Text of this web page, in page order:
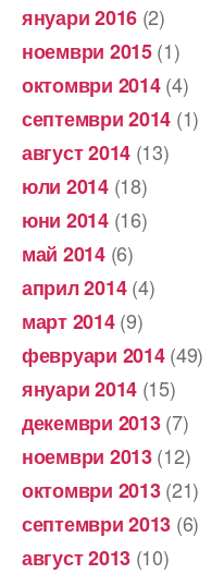
януари 2016 (2)
ноември 2015(1)
октомври 2014(4)
септември 2014 (1)
август 2014 (13)
юли 2014(18)
юни 2014(16)
май 2014(6)
април 2014(4)
март 2014(9)
февруари 2014(49)
януари 2014 (15)
декември 2013(7)
ноември 2013(12)
октомври 2013(21)
септември 2013 (6)
август 2013 (10)